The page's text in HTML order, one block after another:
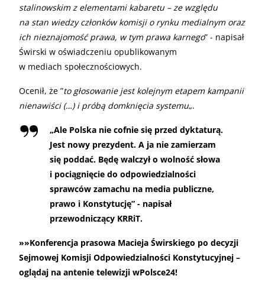
stalinowskim z elementami kabaretu – ze względu
na stan wiedzy członków komisji o rynku medialnym oraz
ich nieznajomość prawa, w tym prawa karnego” - napisał
Świrski w oświadczeniu opublikowanym
w mediach społecznościowych.
Ocenił, że ”to głosowanie jest kolejnym etapem kampanii
nienawiści (…) i próbą domknięcia systemu„.
„Ale Polska nie cofnie się przed dyktaturą.
Jest nowy prezydent. A ja nie zamierzam
się poddać. Będę walczył o wolność słowa
i pociągnięcie do odpowiedzialności
sprawców zamachu na media publiczne,
prawo i Konstytucję” - napisał
przewodniczący KRRiT.
»»Konferencja prasowa Macieja Świrskiego po decyzji
Sejmowej Komisji Odpowiedzialności Konstytucyjnej –
oglądaj na antenie telewizji wPolsce24!